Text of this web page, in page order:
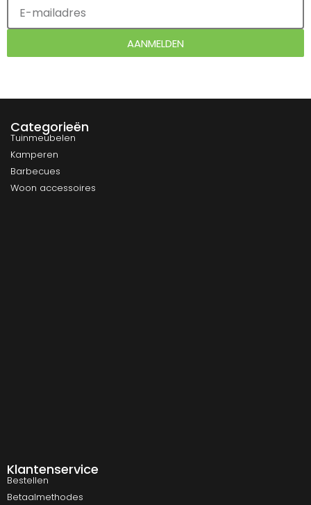
AANMELDEN
Categorieën
Tuinmeubelen
Kamperen
Barbecues
Woon accessoires
Klantenservice
Bestellen
Betaalmethodes